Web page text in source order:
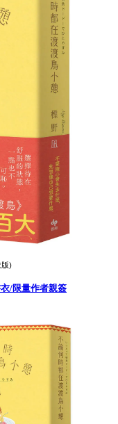
版)
/限量作者親簽